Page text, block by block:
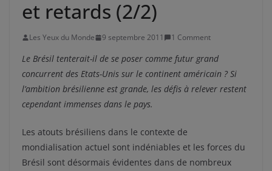
et retards (2/2)
Les Yeux du Monde 9 septembre 2011 1 Comment
Le Brésil tenterait-il de se poser comme futur grand
concurrent des Etats-Unis sur le continent américain ? Si
l’ambition brésilienne est grande, les défis à relever restent
cependant immenses dans le pays.
Les atouts brésiliens dans le contexte de
mondialisation actuel sont indéniables et les forces du
Brésil sont désormais évidentes dans de nombreux